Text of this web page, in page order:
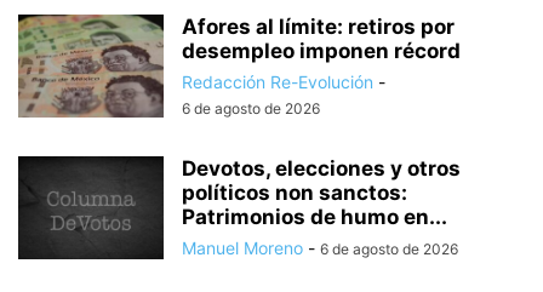
Afores al límite: retiros por
desempleo imponen récord
Redacción Re-Evolución -
6 de agosto de 2026
Devotos, elecciones y otros
políticos non sanctos:
Patrimonios de humo en...
Manuel Moreno - 6 de agosto de 2026